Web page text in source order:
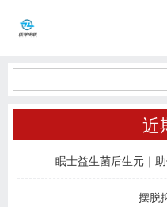
近
眠士益生菌后生元｜
摆脱